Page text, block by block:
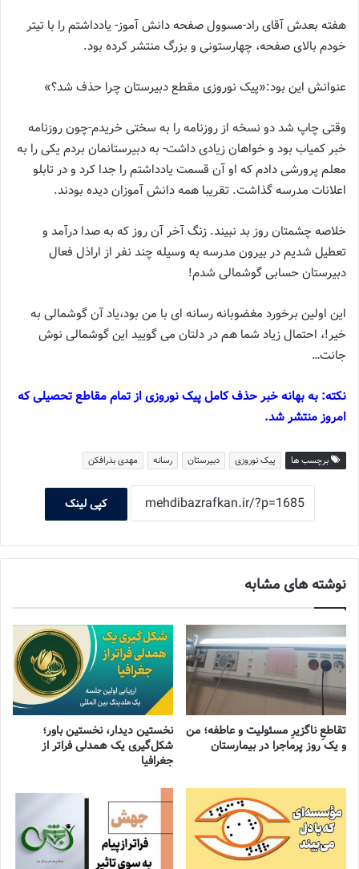
هفته بعدش آقای راد-مسوول صفحه دانش آموز- یادداشتم را با تیتر
خودم بالای صفحه، چهارستونی و بزرگ منتشر کرده بود.
عنوانش این بود:«پیک نوروزی مقطع دبیرستان چرا حذف شد؟»
وقتی چاپ شد دو نسخه از روزنامه را به سختی خریدم-چون روزنامه
خبر کمیاب بود و خواهان زیادی داشت- به دبیرستانمان بردم یکی را به
معلم پرورشی دادم که او آن قسمت یادداشتم را جدا کرد و در تابلو
اعلانات مدرسه گذاشت. تقریبا همه دانش آموزان دیده بودند.
خلاصه چشمتان روز بد نبیند. زنگ آخر آن روز که به صدا درآمد و
تعطیل شدیم در بیرون مدرسه به وسیله چند نفر از اراذل فعال
دبیرستان حسابی گوشمالی شدم!
این اولین برخورد مغضوبانه رسانه ای با من بود،یاد آن گوشمالی به
خیر!، احتمال زیاد شما هم در دلتان می گویید این گوشمالی نوش
جانت…
نکته: به بهانه خبر حذف کامل پیک نوروزی از تمام مقاطع تحصیلی که
امروز منتشر شد.
برچسب ها پیک نوروزی دبیرستان رسانه مهدی بذرافکن
کپی لینک
نوشته های مشابه
تقاطعِ ناگزیرِ مسئولیت و عاطفه؛ من
و یک روز پرماجرا در بیمارستان
نخستین دیدار، نخستین باور؛
شکل‌گیری یک همدلی فراتر از
جغرافیا